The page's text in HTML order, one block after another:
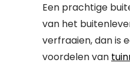
Een prachtige
van het
verfraaien, dan is
voordelen van